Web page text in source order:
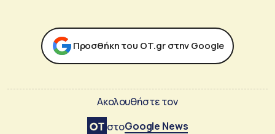
Προσθήκη του ΟΤ.gr στην Google
Ακολουθήστε τον
στοGoogle News